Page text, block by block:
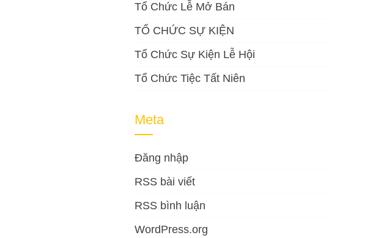
Tổ Chức Lễ Mở Bán
TỔ CHỨC SỰ KIỆN
Tổ Chức Sự Kiện Lễ Hội
Tổ Chức Tiệc Tất Niên
Meta
Đăng nhập
RSS bài viết
RSS bình luận
WordPress.org